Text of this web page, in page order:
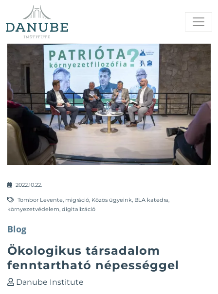
2022.10.22.
Tombor Levente, migráció, Közös ügyeink, BLA katedra,
környezetvédelem, digitalizáció
Blog
Ökologikus társadalom
fenntartható népességgel
Danube Institute